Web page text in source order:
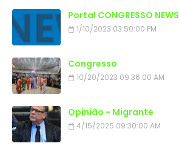
Portal CONGRESSO NEWS
1/10/2023 03:50:00 PM
Congresso
10/20/2023 09:36:00 AM
Opinião - Migrante
4/15/2025 09:30:00 AM